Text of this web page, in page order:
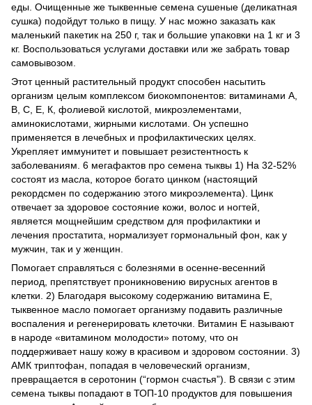
еды. Очищенные же тыквенные семена сушеные (деликатная
сушка) подойдут только в пищу. У нас можно заказать как
маленький пакетик на 250 г, так и большие упаковки на 1 кг и 3
кг. Воспользоваться услугами доставки или же забрать товар
самовывозом.
Этот ценный растительный продукт способен насытить
организм целым комплексом биокомпонентов: витаминами А,
В, С, Е, К, фолиевой кислотой, микроэлементами,
аминокислотами, жирными кислотами. Он успешно
применяется в лечебных и профилактических целях.
Укрепляет иммунитет и повышает резистентность к
заболеваниям. 6 мегафактов про семена тыквы 1) На 32-52%
состоят из масла, которое богато цинком (настоящий
рекордсмен по содержанию этого микроэлемента). Цинк
отвечает за здоровое состояние кожи, волос и ногтей,
является мощнейшим средством для профилактики и
лечения простатита, нормализует гормональный фон, как у
мужчин, так и у женщин.
Помогает справляться с болезнями в осенне-весенний
период, препятствует проникновению вирусных агентов в
клетки. 2) Благодаря высокому содержанию витамина Е,
тыквенное масло помогает организму подавить различные
воспаления и регенерировать клеточки. Витамин Е называют
в народе «витамином молодости» потому, что он
поддерживает нашу кожу в красивом и здоровом состоянии. 3)
АМК триптофан, попадая в человеческий организм,
превращается в серотонин (“гормон счастья”). В связи с этим
семена тыквы попадают в ТОП-10 продуктов для повышения